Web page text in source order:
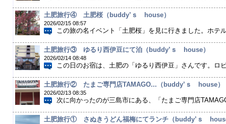
土肥旅行④ 土肥桜（buddy’ｓ house）
2026/02/15 08:57
この旅の名イベント「土肥桜」を見に行きました。ホテ
土肥旅行③ ゆるり西伊豆にて泊（buddy’ｓ house）
2026/02/14 08:48
この日のお宿は、土肥の「ゆるり西伊豆」さんです。ロ
土肥旅行② たまご専門店TAMAGO...（buddy’ｓ house）
2026/02/13 08:35
次に向かったのが三島市にある、「たまご専門店
土肥旅行① さぬきうどん福梅にてランチ（buddy’ｓ